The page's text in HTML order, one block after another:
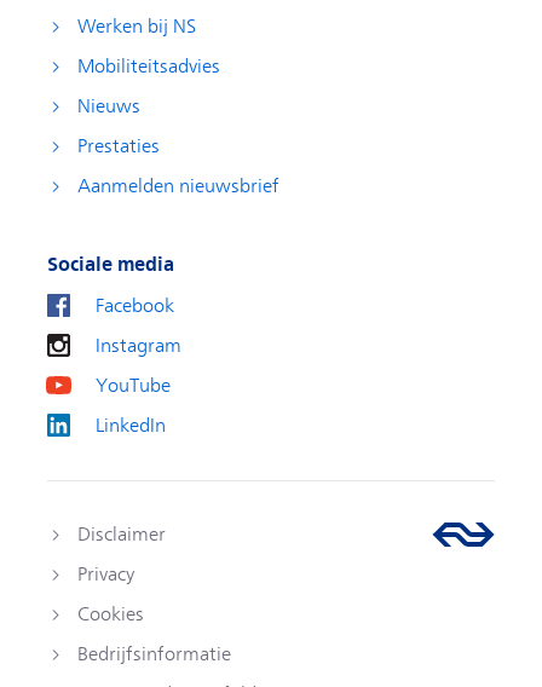
Werken bij NS
Mobiliteitsadvies
Nieuws
Prestaties
Aanmelden nieuwsbrief
Sociale media
Facebook
Instagram
YouTube
LinkedIn
Disclaimer
Privacy
Cookies
Bedrijfsinformatie